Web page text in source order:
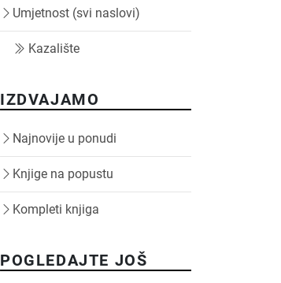
Umjetnost (svi naslovi)
Kazalište
IZDVAJAMO
Najnovije u ponudi
Knjige na popustu
Kompleti knjiga
POGLEDAJTE JOŠ